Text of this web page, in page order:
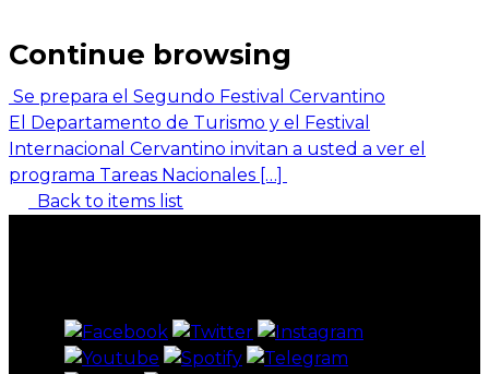
Continue browsing
Se prepara el Segundo Festival Cervantino
El Departamento de Turismo y el Festival
Internacional Cervantino invitan a usted a ver el
programa Tareas Nacionales […]
Back to items list